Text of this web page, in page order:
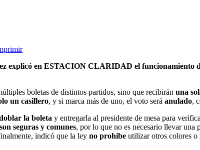
explicó en ESTACION CLARIDAD el funcionamiento
boletas de distintos partidos, sino que recibirán una
un casillero, y si marca más de uno, el voto será anulado,
la boleta y entregarla al presidente de mesa para
seguras y comunes, por lo que no es necesario llevar
indicó que la ley no prohíbe utilizar otros colores o